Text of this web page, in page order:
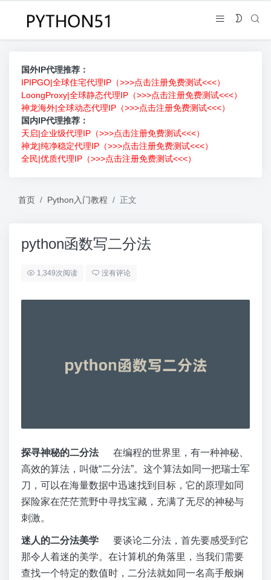
国外IP代理推荐：
IPIPGO|全球住宅代理IP（>>>点击注册免费测试<<<）
LoongProxy|全球静态代理IP（>>>点击注册免费测试<<<）
神龙海外|全球动态代理IP（>>>点击注册免费测试<<<）
国内IP代理推荐：
天启|企业级代理IP（>>>点击注册免费测试<<<）
神龙|纯净稳定代理IP（>>>点击注册免费测试<<<）
全民|优质代理IP（>>>点击注册免费测试<<<）
首页 Python入门教程 正文
python函数写二分法
1,349次阅读 没有评论
探寻神秘的二分法在编程的世界里，有一种神秘、
高效的算法，叫做“二分法”。这个算法如同一把瑞士军
刀，可以在海量数据中迅速找到目标，它的原理如同
探险家在茫茫荒野中寻找宝藏，充满了无尽的神秘与
刺激。
迷人的二分法美学 要谈论二分法，首先要感受到它
那令人着迷的美学。在计算机的角落里，当我们需要
查找一个特定的数值时，二分法就如同一名高手般娴